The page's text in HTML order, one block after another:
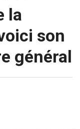
la
son
général